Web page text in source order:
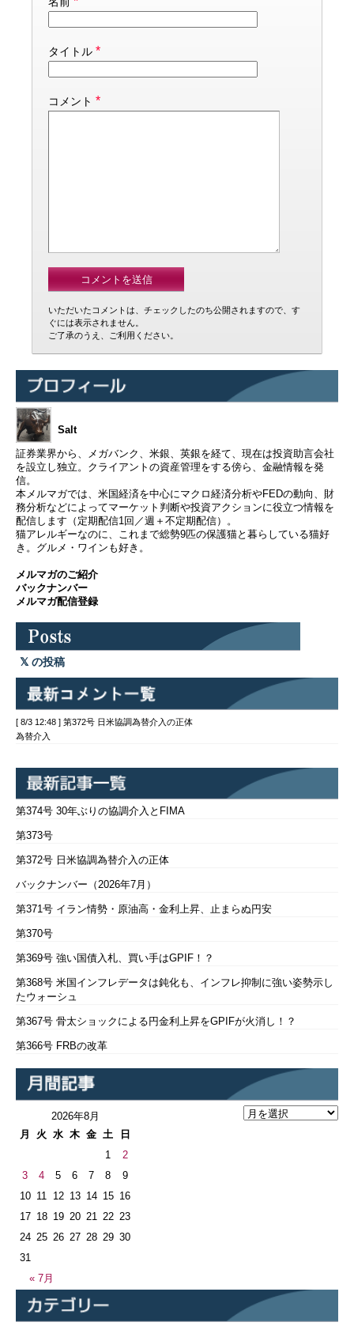
タイトル *
コメント *
いただいたコメントは、チェックしたのち公開されますので、す
ぐには表示されません。
ご了承のうえ、ご利用ください。
Salt
証券業界から、メガバンク、米銀、英銀を経て、現在は投資助言会社
を設立し独立。クライアントの資産管理をする傍ら、金融情報を発
信。
本メルマガでは、米国経済を中心にマクロ経済分析やFEDの動向、財
務分析などによってマーケット判断や投資アクションに役立つ情報を
配信します（定期配信1回／週＋不定期配信）。
猫アレルギーなのに、これまで総勢9匹の保護猫と暮らしている猫好
き。グルメ・ワインも好き。
メルマガのご紹介
バックナンバー
メルマガ配信登録
の投稿
[ 8/3 12:48 ] 第372号 日米協調為替介入の正体
為替介入
第374号 30年ぶりの協調介入とFIMA
第373号
第372号 日米協調為替介入の正体
バックナンバー（2026年7月）
第371号 イラン情勢・原油高・金利上昇、止まらぬ円安
第370号
第369号 強い国債入札、買い手はGPIF！？
第368号 米国インフレデータは鈍化も、インフレ抑制に強い姿勢示し
たウォーシュ
第367号 骨太ショックによる円金利上昇をGPIFが火消し！？
第366号 FRBの改革
2026年8月
月
火 水 木 金 土 日
« 7月
1
2
3
4 5 6 7 8
9
10 11 12 13 14 15 16
17 18 19 20 21 22 23
24 25 26 27 28 29 30
31